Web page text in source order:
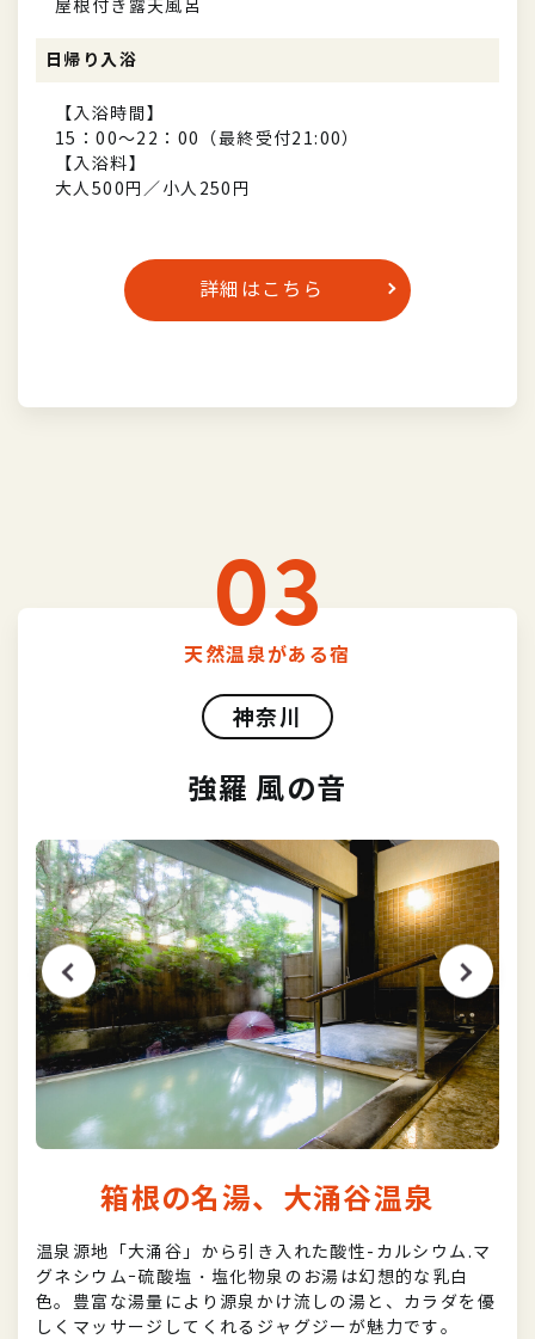
屋根付き露天風呂
日帰り入浴
【入浴時間】
15：00～22：00（最終受付21:00）
【入浴料】
大人500円／小人250円
詳細はこちら
03
天然温泉がある宿
神奈川
強羅 風の音
箱根の名湯、大涌谷温泉
温泉源地「大涌谷」から引き入れた酸性-カルシウム.マ
グネシウムｰ硫酸塩・塩化物泉のお湯は幻想的な乳白
色。豊富な湯量により源泉かけ流しの湯と、カラダを優
しくマッサージしてくれるジャグジーが魅力です。